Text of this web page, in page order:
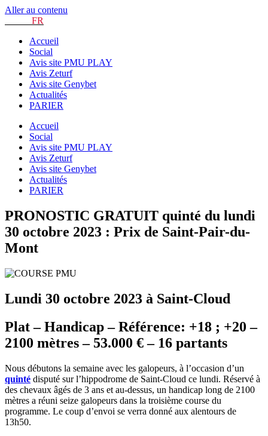
Aller au contenu
FR
Accueil
Social
Avis site PMU PLAY
Avis Zeturf
Avis site Genybet
Actualités
PARIER
Accueil
Social
Avis site PMU PLAY
Avis Zeturf
Avis site Genybet
Actualités
PARIER
PRONOSTIC GRATUIT quinté du lundi
30 octobre 2023 : Prix de Saint-Pair-du-
Mont
Lundi 30 octobre 2023 à Saint-Cloud
Plat – Handicap – Référence: +18 ; +20 –
2100 mètres – 53.000 € – 16 partants
Nous débutons la semaine avec les galopeurs, à l’occasion d’un
quinté disputé sur l’hippodrome de Saint-Cloud ce lundi. Réservé à
des chevaux âgés de 3 ans et au-dessus, un handicap long de 2100
mètres a réuni seize galopeurs dans la troisième course du
programme. Le coup d’envoi se verra donné aux alentours de
13h50.